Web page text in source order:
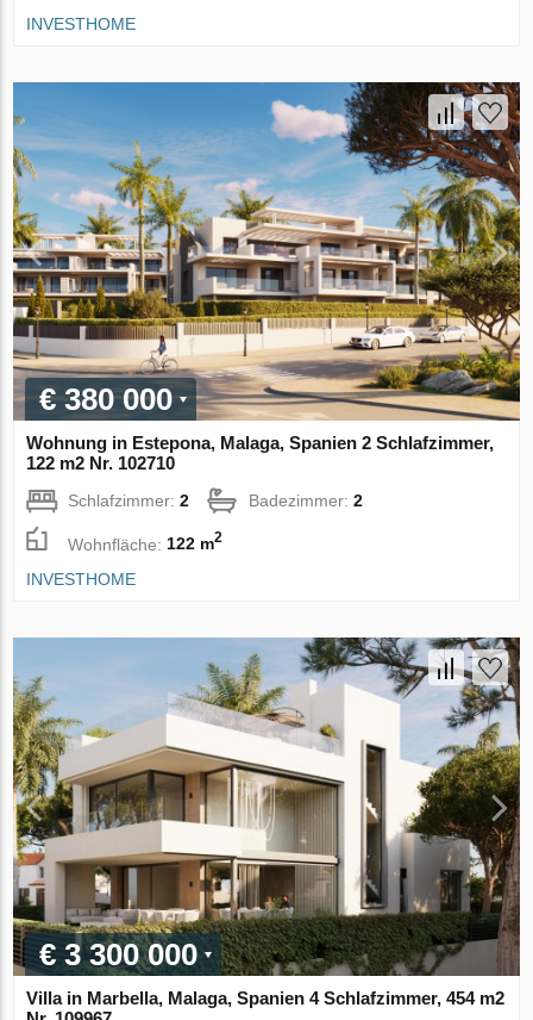
INVESTHOME
€ 380 000
Wohnung in Estepona, Malaga, Spanien 2 Schlafzimmer,
122 m2 Nr. 102710
Schlafzimmer:2 Badezimmer:2
Wohnfläche:122 m2
INVESTHOME
€ 3 300 000
Villa in Marbella, Malaga, Spanien 4 Schlafzimmer, 454 m2